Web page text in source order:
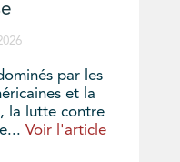
par les
et la
la lutte contre
Voir l'article